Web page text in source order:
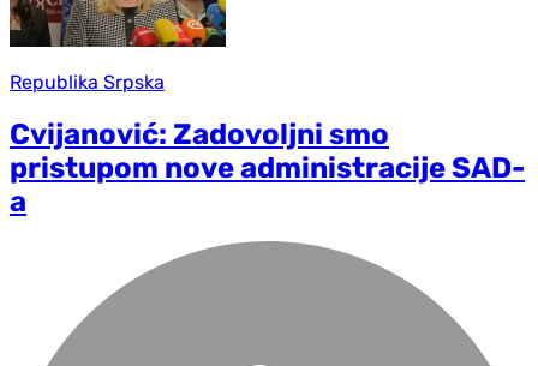
Republika Srpska
Cvijanović: Zadovoljni smo
pristupom nove administracije SAD-
a